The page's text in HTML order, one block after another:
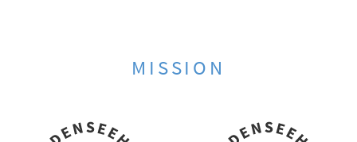
MISSION